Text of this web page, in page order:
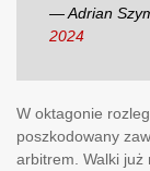
— Adrian
2024
W oktagonie
poszkodowany
arbitrem. Walki już